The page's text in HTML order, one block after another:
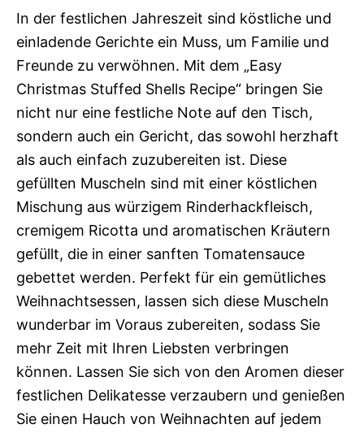
In der festlichen Jahreszeit sind köstliche und
einladende Gerichte ein Muss, um Familie und
Freunde zu verwöhnen. Mit dem „Easy
Christmas Stuffed Shells Recipe“ bringen Sie
nicht nur eine festliche Note auf den Tisch,
sondern auch ein Gericht, das sowohl herzhaft
als auch einfach zuzubereiten ist. Diese
gefüllten Muscheln sind mit einer köstlichen
Mischung aus würzigem Rinderhackfleisch,
cremigem Ricotta und aromatischen Kräutern
gefüllt, die in einer sanften Tomatensauce
gebettet werden. Perfekt für ein gemütliches
Weihnachtsessen, lassen sich diese Muscheln
wunderbar im Voraus zubereiten, sodass Sie
mehr Zeit mit Ihren Liebsten verbringen
können. Lassen Sie sich von den Aromen dieser
festlichen Delikatesse verzaubern und genießen
Sie einen Hauch von Weihnachten auf jedem